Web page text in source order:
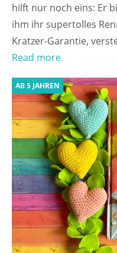
hilft nur noch eins: Er
ihm ihr supertolles
Kratzer-Garantie,
Read more
AB 5 JAHREN